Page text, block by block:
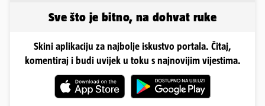
Sve što je bitno, na dohvat ruke
Skini aplikaciju za najbolje iskustvo portala. Čitaj,
komentiraj i budi uvijek u toku s najnovijim vijestima.